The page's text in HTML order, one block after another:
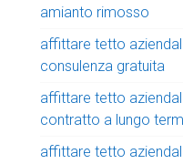
amianto rimosso
affittare tetto
consulenza gratuita
affittare tetto
contratto a lungo
affittare tetto